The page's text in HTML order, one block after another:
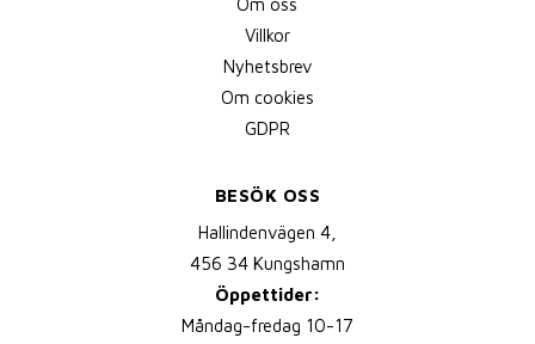
Villkor
Nyhetsbrev
Om cookies
GDPR
BESÖK OSS
Hallindenvägen 4,
456 34 Kungshamn
Öppettider:
Måndag-fredag 10-17